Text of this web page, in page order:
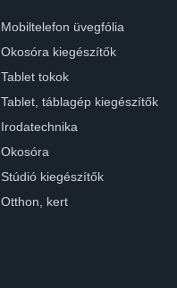
Mobiltelefon üvegfólia
Okosóra kiegészítők
Tablet tokok
Tablet, táblagép kiegészítők
Irodatechnika
Okosóra
Stúdió kiegészítők
Otthon, kert